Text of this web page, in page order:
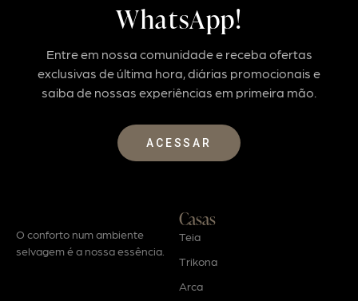
WhatsApp!
Entre em nossa comunidade e receba ofertas
exclusivas de última hora, diárias promocionais e
saiba de nossas experiências em primeira mão.
ACESSAR
O conforto num ambiente
selvagem é a nossa essência.
Casas
Teia
Trikona
Arca